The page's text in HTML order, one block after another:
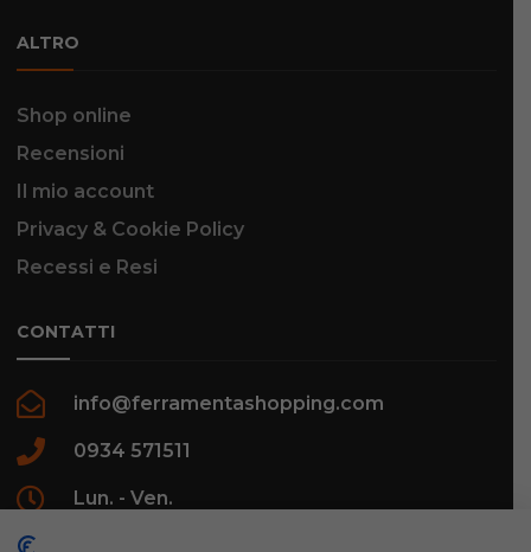
ALTRO
Shop online
Recensioni
Il mio account
Privacy & Cookie Policy
Recessi e Resi
CONTATTI
info@ferramentashopping.com
0934 571511
Lun. - Ven.